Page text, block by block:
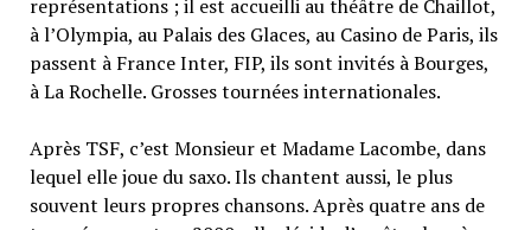
représentations ; il est accueilli au théâtre de Chaillot,
à l’Olympia, au Palais des Glaces, au Casino de Paris, ils
passent à France Inter, FIP, ils sont invités à Bourges,
à La Rochelle. Grosses tournées internationales.
Après TSF, c’est Monsieur et Madame Lacombe, dans
lequel elle joue du saxo. Ils chantent aussi, le plus
souvent leurs propres chansons. Après quatre ans de